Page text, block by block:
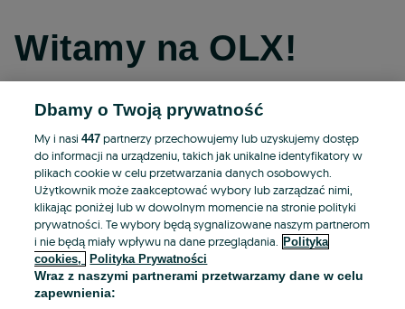
Witamy na OLX!
Kontynuuj przez Facebooka
Kontynuuj przez konto Apple
Kontynuuj przez konto Google
LUB
Dbamy o Twoją prywatność
My i nasi447 partnerzy przechowujemy lub uzyskujemy dostęp
do informacji na urządzeniu, takich jak unikalne identyfikatory w
plikach cookie w celu przetwarzania danych osobowych.
Użytkownik może zaakceptować wybory lub zarządzać nimi,
klikając poniżej lub w dowolnym momencie na stronie polityki
prywatności. Te wybory będą sygnalizowane naszym partnerom
i nie będą miały wpływu na dane przeglądania.
Polityka
cookies,
Polityka Prywatności
Wraz z naszymi partnerami przetwarzamy dane w celu
zapewnienia: